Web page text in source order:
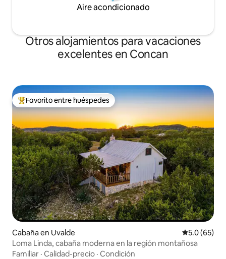
Aire acondicionado
Otros alojamientos para vacaciones
excelentes en Concan
Favorito entre huéspedes preferido
Favorito entre huéspedes
Cabaña en Uvalde Calificación
5.0 (65)
Loma Linda, cabaña moderna en la región montañosa
Familiar · Calidad-precio · Condición